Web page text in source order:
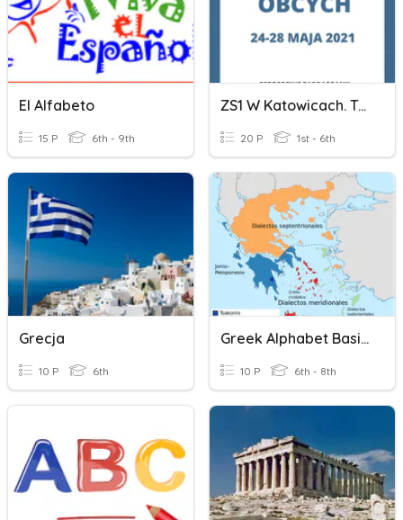
El Alfabeto
15 P 6th - 9th
ZS1 W Katowicach. Tydzień Języków
20 P 1st - 6th
Grecja
10 P 6th
Greek Alphabet Basics
10 P 6th - 8th